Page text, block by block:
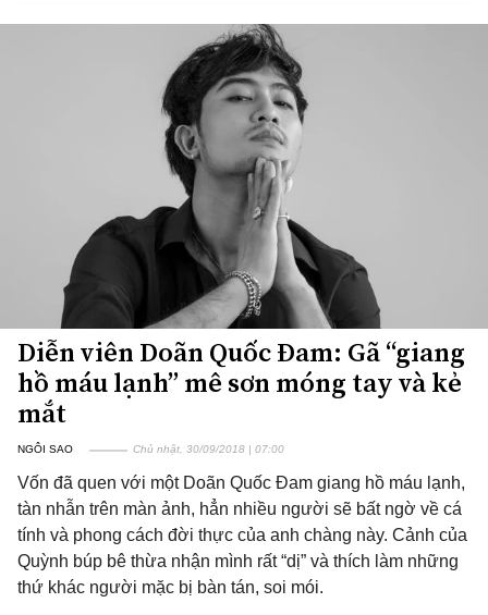
Diễn viên Doãn Quốc Đam: Gã “giang
hồ máu lạnh” mê sơn móng tay và kẻ
mắt
NGÔI SAO Chủ nhật, 30/09/2018 | 07:00
Vốn đã quen với một Doãn Quốc Đam giang hồ máu lạnh,
tàn nhẫn trên màn ảnh, hẳn nhiều người sẽ bất ngờ về cá
tính và phong cách đời thực của anh chàng này. Cảnh của
Quỳnh búp bê thừa nhận mình rất “dị” và thích làm những
thứ khác người mặc bị bàn tán, soi mói.